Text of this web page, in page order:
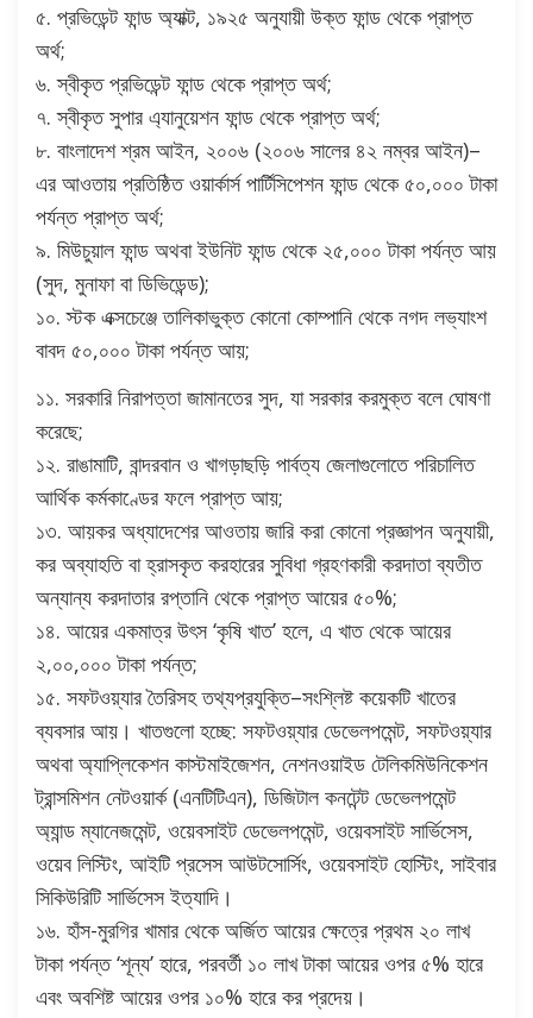
৫. প্রভিডেন্ট ফান্ড অ্যাক্ট, ১৯২৫ অনুযায়ী উক্ত ফান্ড থেকে প্রাপ্ত
অর্থ;
৬. স্বীকৃত প্রভিডেন্ট ফান্ড থেকে প্রাপ্ত অর্থ;
৭. স্বীকৃত সুপার এ্যানুয়েশন ফান্ড থেকে প্রাপ্ত অর্থ;
৮. বাংলাদেশ শ্রম আইন, ২০০৬ (২০০৬ সালের ৪২ নম্বর আইন)–
এর আওতায় প্রতিষ্ঠিত ওয়ার্কার্স পার্টিসিপেশন ফান্ড থেকে ৫০,০০০ টাকা
পর্যন্ত প্রাপ্ত অর্থ;
৯. মিউচুয়াল ফান্ড অথবা ইউনিট ফান্ড থেকে ২৫,০০০ টাকা পর্যন্ত আয়
(সুদ, মুনাফা বা ডিভিডেন্ড);
১০. স্টক এক্সচেঞ্জে তালিকাভুক্ত কোনো কোম্পানি থেকে নগদ লভ্যাংশ
বাবদ ৫০,০০০ টাকা পর্যন্ত আয়;
১১. সরকারি নিরাপত্তা জামানতের সুদ, যা সরকার করমুক্ত বলে ঘোষণা
করেছে;
১২. রাঙামাটি, বান্দরবান ও খাগড়াছড়ি পার্বত্য জেলাগুলোতে পরিচালিত
আর্থিক কর্মকাণ্ডের ফলে প্রাপ্ত আয়;
১৩. আয়কর অধ্যাদেশের আওতায় জারি করা কোনো প্রজ্ঞাপন অনুযায়ী,
কর অব্যাহতি বা হ্রাসকৃত করহারের সুবিধা গ্রহণকারী করদাতা ব্যতীত
অন্যান্য করদাতার রপ্তানি থেকে প্রাপ্ত আয়ের ৫০%;
১৪. আয়ের একমাত্র উৎস ‘কৃষি খাত’ হলে, এ খাত থেকে আয়ের
২,০০,০০০ টাকা পর্যন্ত;
১৫. সফটওয়্যার তৈরিসহ তথ্যপ্রযুক্তি–সংশ্লিষ্ট কয়েকটি খাতের
ব্যবসার আয়। খাতগুলো হচ্ছে: সফটওয়্যার ডেভেলপমেন্ট, সফটওয়্যার
অথবা অ্যাপ্লিকেশন কাস্টমাইজেশন, নেশনওয়াইড টেলিকমিউনিকেশন
ট্রান্সমিশন নেটওয়ার্ক (এনটিটিএন), ডিজিটাল কনটেন্ট ডেভেলপমেন্ট
অ্যান্ড ম্যানেজমেন্ট, ওয়েবসাইট ডেভেলপমেন্ট, ওয়েবসাইট সার্ভিসেস,
ওয়েব লিস্টিং, আইটি প্রসেস আউটসোর্সিং, ওয়েবসাইট হোস্টিং, সাইবার
সিকিউরিটি সার্ভিসেস ইত্যাদি।
১৬. হাঁস-মুরগির খামার থেকে অর্জিত আয়ের ক্ষেত্রে প্রথম ২০ লাখ
টাকা পর্যন্ত ‘শূন্য’ হারে, পরবর্তী ১০ লাখ টাকা আয়ের ওপর ৫% হারে
এবং অবশিষ্ট আয়ের ওপর ১০% হারে কর প্রদেয়।